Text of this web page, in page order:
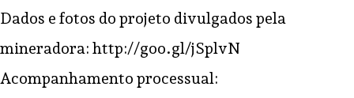
Dados e fotos do projeto divulgados pela
mineradora: http://goo.gl/jSplvN
Acompanhamento processual: